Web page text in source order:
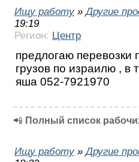
Ищу работу »Другие
19:19
Регион: Центр
предлогаю перевозки
грузов по израилю , в
яша 052-7921970
📲 Полный список
Ищу работу »Другие